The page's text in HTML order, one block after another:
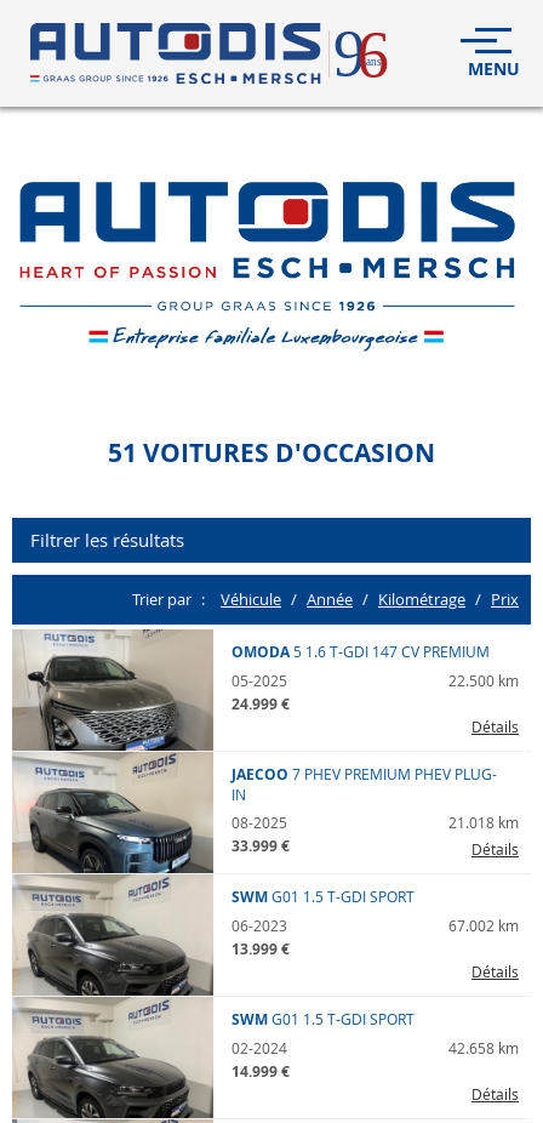
VÉHICULESD'OCCASION
DÉCOUVREZ NOUS
S.A.V.
CONTACT
51 VOITURES D'OCCASION
Filtrer les résultats
Nos marques
Toutes
Nos modèles
Tous
Année
min
Transmission
Toutes
Trier par Véhicule Année Kilométrage Prix
OMODA5 1.6 T-GDI 147 CV PREMIUM
05-2025
22.500 km
24.999 €
Détails
JAECOO 7 PHEV PREMIUM PHEV PLUG-
IN
08-2025
21.018 km
33.999 € Détails
SWMG01 1.5 T-GDI SPORT
06-2023
67.002 km
13.999 €
Détails
SWMG01 1.5 T-GDI SPORT
02-2024
42.658 km
14.999 €
Détails